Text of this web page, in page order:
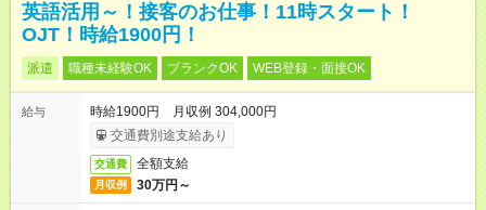
英語活用～！接客のお仕事！11時スタート！
OJT！時給1900円！
派遣 職種未経験OK ブランクOK WEB登録・面接OK
給与
時給1900円 月収例 304,000円
交通費別途支給あり
交通費 全額支給
月収例 30万円～